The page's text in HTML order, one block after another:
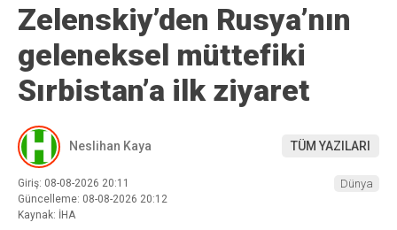
Zelenskiy’den Rusya’nın
geleneksel müttefiki
Sırbistan’a ilk ziyaret
Neslihan Kaya TÜM YAZILARI
Giriş: 08-08-2026 20:11
Güncelleme: 08-08-2026 20:12
Kaynak: İHA
Dünya